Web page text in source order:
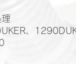
、